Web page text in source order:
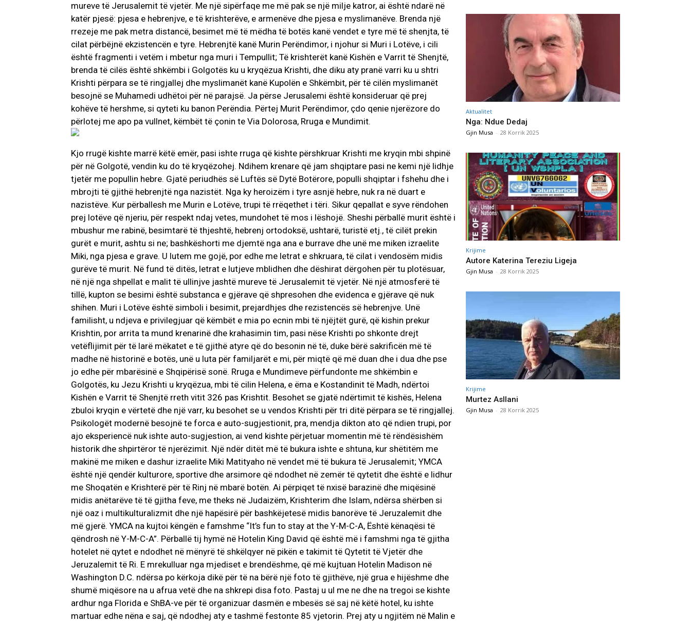
mureve të Jerusalemit të vjetër. Me një sipërfaqe me më pak se një milje katror, ai është ndarë në
katër pjesë: pjesa e hebrenjve, e të krishterëve, e armenëve dhe pjesa e myslimanëve. Brenda një
rrezeje me pak metra distancë, besimet më të mëdha të botës kanë vendet e tyre më të shenjta, të
cilat përbëjnë ekzistencën e tyre. Hebrenjtë kanë Murin Perëndimor, i njohur si Muri i Lotëve, i cili
është fragmenti i vetëm i mbetur nga muri i Tempullit; Të krishterët kanë Kishën e Varrit të Shenjtë,
brenda të cilës është shkëmbi i Golgotës ku u kryqëzua Krishti, dhe diku aty pranë varri ku u shtri
Krishti përpara se të ringjallej dhe myslimanët kanë Kupolën e Shkëmbit, për të cilën myslimanët
besojnë se Muhamedi udhëtoi për në parajsë. Ja përse Jerusalemi është konsideruar që prej
kohëve të hershme, si qyteti ku banon Perëndia. Përtej Murit Perëndimor, çdo qenie njerëzore do
përlotej me apo pa vullnet, këmbët të çonin te Via Dolorosa, Rruga e Mundimit.
Kjo rrugë kishte marrë këtë emër, pasi ishte rruga që kishte përshkruar Krishti me kryqin mbi shpinë
për në Golgotë, vendin ku do të kryqëzohej. Ndihem krenare që jam shqiptare pasi ne kemi një lidhje
tjetër me popullin hebre. Gjatë periudhës së Luftës së Dytë Botërore, populli shqiptar i fshehu dhe i
mbrojti të gjithë hebrenjtë nga nazistët. Nga ky heroizëm i tyre asnjë hebre, nuk ra në duart e
nazistëve. Kur përballesh me Murin e Lotëve, trupi të rrëqethet i tëri. Sikur qepallat e syve rëndohen
prej lotëve që njeriu, për respekt ndaj vetes, mundohet të mos i lëshojë. Sheshi përballë murit është i
mbushur me rabinë, besimtarë të thjeshtë, hebrenj ortodoksë, ushtarë, turistë etj., të cilët prekin
gurët e murit, ashtu si ne; bashkëshorti me djemtë nga ana e burrave dhe unë me miken izraelite
Miki, nga pjesa e grave. U lutem me gojë, por edhe me letrat e shkruara, të cilat i vendosëm midis
gurëve të murit. Në fund të ditës, letrat e lutjeve mblidhen dhe dëshirat dërgohen për tu plotësuar,
në një nga shpellat e malit të ullinjve jashtë mureve të Jerusalemit të vjetër. Në një atmosferë të
tillë, kupton se besimi është substanca e gjërave që shpresohen dhe evidenca e gjërave që nuk
shihen. Muri i Lotëve është simboli i besimit, prejardhjes dhe rezistencës së hebrenjve. Unë
familisht, u ndjeva e privilegjuar që këmbët e mia po ecnin mbi të njëjtët gurë, që kishin prekur
Krishtin, por arrita ta mund krenarinë dhe krahasimin tim, pasi nëse Krishti po shkonte drejt
vetëflijimit për të larë mëkatet e të gjithë atyre që do besonin në të, duke bërë sakrificën më të
madhe në historinë e botës, unë u luta për familjarët e mi, për miqtë që më duan dhe i dua dhe pse
jo edhe për mbarësinë e Shqipërisë sonë. Rruga e Mundimeve përfundonte me shkëmbin e
Golgotës, ku Jezu Krishti u kryqëzua, mbi të cilin Helena, e ëma e Kostandinit të Madh, ndërtoi
Kishën e Varrit të Shenjtë rreth vitit 326 pas Krishtit. Besohet se gjatë ndërtimit të kishës, Helena
zbuloi kryqin e vërtetë dhe një varr, ku besohet se u vendos Krishti për tri ditë përpara se të ringjallej.
Psikologët modernë besojnë te forca e auto-sugjestionit, pra, mendja dikton ato që ndien trupi, por
ajo eksperiencë nuk ishte auto-sugjestion, ai vend kishte përjetuar momentin më të rëndësishëm
historik dhe shpirtëror të njerëzimit. Një ndër ditët më të bukura ishte e shtuna, kur shëtitëm me
makinë me miken e dashur izraelite Miki Matityaho në vendet më të bukura të Jerusalemit; YMCA
është një qendër kulturore, sportive dhe arsimore që ndodhet në zemër të qytetit dhe është e lidhur
me Shoqatën e Krishterë për të Rinj në mbarë botën. Ai përpiqet të nxisë barazinë dhe miqësinë
midis anëtarëve të të gjitha feve, me theks në Judaizëm, Krishterim dhe Islam, ndërsa shërben si
një oaz i multikulturalizmit dhe një hapësirë për bashkëjetesë midis banorëve të Jeruzalemit dhe
më gjerë. YMCA na kujtoi këngën e famshme “It’s fun to stay at the Y-M-C-A, Është kënaqësi të
qëndrosh në Y-M-C-A”. Përballë tij hymë në Hotelin King David që është më i famshmi nga të gjitha
hotelet në qytet e ndodhet në mënyrë të shkëlqyer në pikën e takimit të Qytetit të Vjetër dhe
Jeruzalemit të Ri. E mrekulluar nga mjediset e brendëshme, që më kujtuan Hotelin Madison në
Washington D.C. ndërsa po kërkoja dikë për të na bërë një foto të gjithëve, një grua e hijëshme dhe
shumë miqësore na u afrua vetë dhe na shkrepi disa foto. Pastaj u ul me ne dhe na tregoi se kishte
ardhur nga Florida e ShBA-ve për të organizuar dasmën e mbesës së saj në këtë hotel, ku ishte
martuar edhe nëna e saj, që ndodhej aty e tashmë festonte 85 vjetorin. Prej aty u ngjitëm në Malin e
Aktualitet
Nga: Ndue Dedaj
Gjin Musa - 28 Korrik 2025
Krijime
Autore Katerina Tereziu Ligeja
Gjin Musa - 28 Korrik 2025
Krijime
Murtez Asllani
Gjin Musa - 28 Korrik 2025